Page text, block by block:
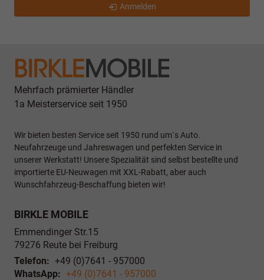
Anmelden
Mehrfach prämierter Händler
1a Meisterservice seit 1950
Wir bieten besten Service seit 1950 rund um`s Auto.
Neufahrzeuge und Jahreswagen und perfekten Service in
unserer Werkstatt! Unsere Spezialität sind selbst bestellte und
importierte EU-Neuwagen mit XXL-Rabatt, aber auch
Wunschfahrzeug-Beschaffung bieten wir!
BIRKLE MOBILE
Emmendinger Str.15
79276 Reute bei Freiburg
Telefon: +49 (0)7641 - 957000
WhatsApp: +49 (0)7641 - 957000